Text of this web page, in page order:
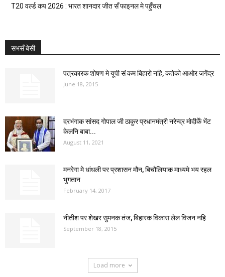
T20 वर्ल्ड कप 2026 : भारत शानदार जीत सँ फाइनल मे पहुँचल
सभसँ बेसी
पत्रकारक शोषण मे यूपी सं कम बिहारो नहि, कतेको आओर जगेंद्र
June 18, 2015
दरभंगाक सांसद गोपाल जी ठाकुर प्रधानमंत्री नरेन्द्र मोदीकेँ भेंट
केलनि बाबा...
August 11, 2021
मनरेगा मे धांधली पर प्रशासन मौन, बिचौलियाक माध्यमे भय रहल
भुगतान
February 14, 2017
नीतीश पर शेखर सुमनक तंज, बिहारक विकास लेल विजन नहि
September 18, 2015
Load more